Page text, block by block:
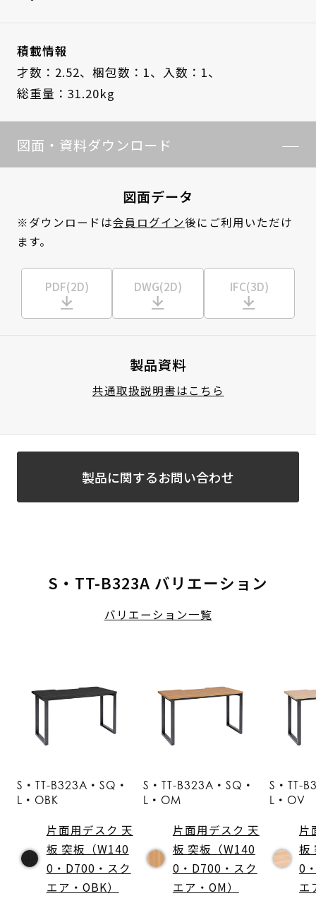
積載情報
才数：2.52、 梱包数：1、 入数：1、
総重量：31.20kg
図面・資料ダウンロード
図面データ
※ダウンロードは会員ログイン後にご利用いただけ
ます。
PDF(2D) DWG(2D) IFC(3D)
製品資料
共通取扱説明書はこちら
製品に関するお問い合わせ
S・TT-B323A バリエーション
バリエーション一覧
S・TT-B323A・SQ・
L・OBK
片面用デスク 天
板 突板（W140
0・D700・スク
エア・OBK）
S・TT-B323A・SQ・
L・OM
片面用デスク 天
板 突板（W140
0・D700・スク
エア・OM）
S・TT-
L・OV
片
板
0
エ